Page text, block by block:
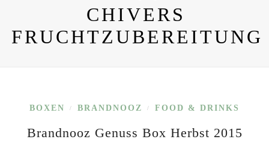
CHIVERS
FRUCHTZUBEREITUNG
BOXEN / BRANDNOOZ / FOOD & DRINKS
Brandnooz Genuss Box Herbst 2015